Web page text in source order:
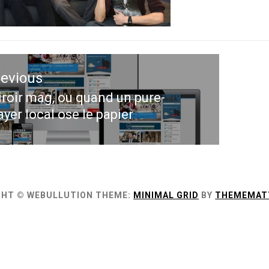
mag, ou quand un pure-
local ose le papier
© WEBULLUTION THEME: MINIMAL GRID BY